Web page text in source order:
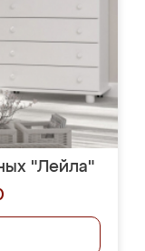
"Лейла"